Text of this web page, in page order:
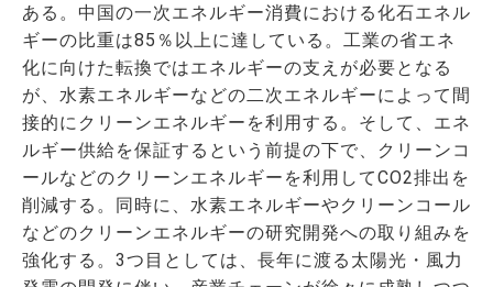
ある。中国の一次エネルギー消費における化石エネル
ギーの比重は85％以上に達している。工業の省エネ
化に向けた転換ではエネルギーの支えが必要となる
が、水素エネルギーなどの二次エネルギーによって間
接的にクリーンエネルギーを利用する。そして、エネ
ルギー供給を保証するという前提の下で、クリーンコ
ールなどのクリーンエネルギーを利用してCO2排出を
削減する。同時に、水素エネルギーやクリーンコール
などのクリーンエネルギーの研究開発への取り組みを
強化する。3つ目としては、長年に渡る太陽光・風力